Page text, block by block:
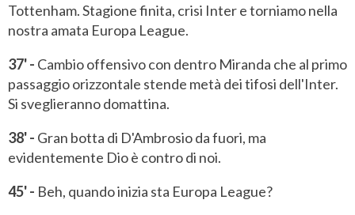
Tottenham. Stagione finita, crisi Inter e torniamo nella
nostra amata Europa League.
37' - Cambio offensivo con dentro Miranda che al primo
passaggio orizzontale stende metà dei tifosi dell'Inter.
Si sveglieranno domattina.
38' - Gran botta di D'Ambrosio da fuori, ma
evidentemente Dio è contro di noi.
45' - Beh, quando inizia sta Europa League?